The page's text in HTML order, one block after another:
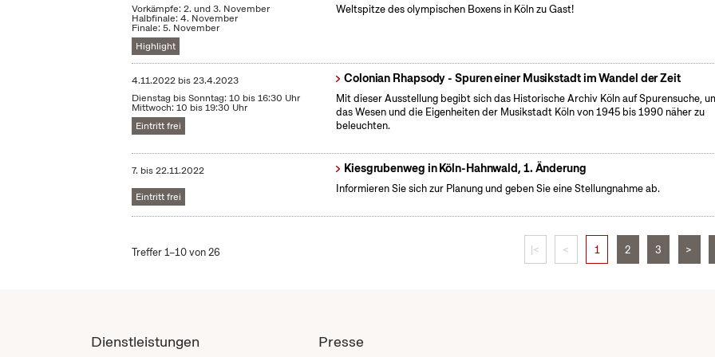
Vorkämpfe: 2. und 3. November
Halbfinale: 4. November
Finale: 5. November
Highlight
Weltspitze des olympischen Boxens in Köln zu Gast!
4.11.2022 bis23.4.2023
Dienstag bis Sonntag: 10 bis 16:30 Uhr
Mittwoch: 10 bis 19:30 Uhr
Eintritt frei
Colonian Rhapsody - Spuren einer Musikstadt im Wandel der Zeit
Mit dieser Ausstellung begibt sich das Historische Archiv Köln auf Spurensuche,
das Wesen und die Eigenheiten der Musikstadt Köln von 1945 bis 1990 näher zu
beleuchten.
7. bis22.11.2022
Eintritt frei
Kiesgrubenweg in Köln-Hahnwald, 1. Änderung
Informieren Sie sich zur Planung und geben Sie eine Stellungnahme ab.
Treffer 1–10 von 26 |< < 1 2 3 >
Dienstleistungen Presse